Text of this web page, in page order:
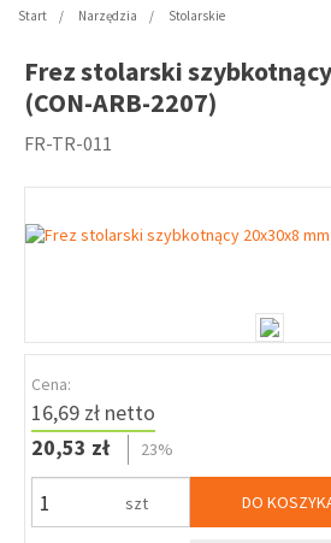
Start Narzędzia Stolarskie
Frez stolarski
(CON-ARB-2207)
FR-TR-011
Cena:
16,69 zł netto
20,53 zł
23%
szt DO